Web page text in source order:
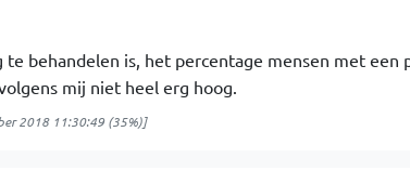
behandelen is, het percentage mensen met een
mij niet heel erg hoog.
2018 11:30:49(35%)]